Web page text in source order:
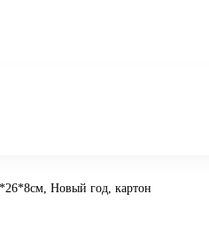
Новый год, картон